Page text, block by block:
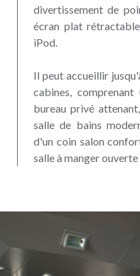
divertissement de
écran plat
iPod.
Il peut accueillir
cabines,
bureau privé
salle de bains
d'un coin salon
salle à manger